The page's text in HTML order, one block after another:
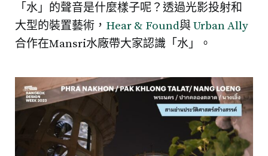
「水」的聲音是什麼樣子呢？透過光影投射和
大型的裝置藝術， Hear & Found與Urban Ally
合作在Mansri水廠帶大家認識「水」。